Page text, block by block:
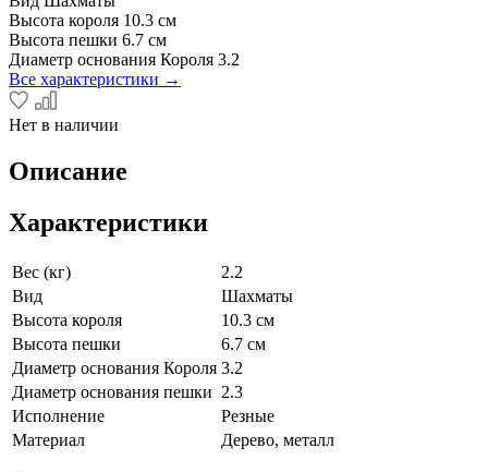
Высота короля 10.3 см
Высота пешки 6.7 см
Диаметр основания Короля 3.2
Все характеристики →
Нет в наличии
Описание
Характеристики
Вес (кг)
2.2
Вид
Шахматы
Высота короля
10.3 см
Высота пешки
6.7 см
Диаметр основания Короля 3.2
Диаметр основания пешки 2.3
Исполнение
Резные
Материал
Дерево, металл